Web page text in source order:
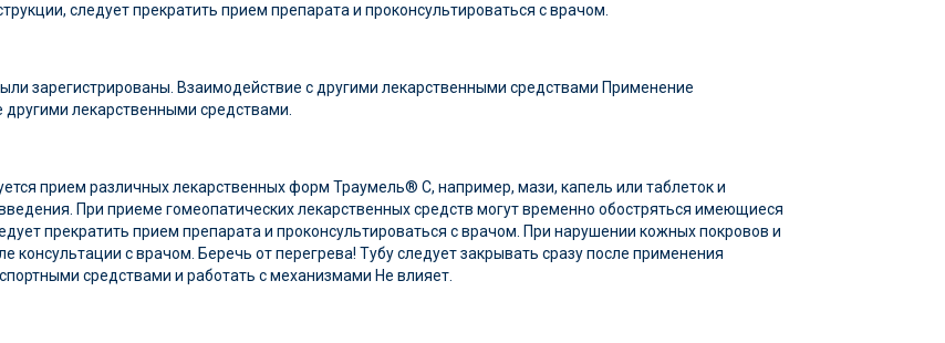
следует прекратить прием препарата и проконсультироваться с врачом.
зарегистрированы. Взаимодействие с другими лекарственными средствами Применение
лекарственными средствами.
прием различных лекарственных форм Траумель® C, например, мази, капель или таблеток и
При приеме гомеопатических лекарственных средств могут временно обостряться имеющиеся
прекратить прием препарата и проконсультироваться с врачом. При нарушении кожных покровов и
консультации с врачом. Беречь от перегрева! Тубу следует закрывать сразу после применения
средствами и работать с механизмами Не влияет.